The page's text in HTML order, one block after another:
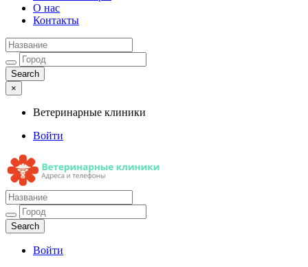
О нас
Контакты
×
Ветеринарные клиники
Войти
Ветеринарные клиники
Адреса и телефоны
Войти